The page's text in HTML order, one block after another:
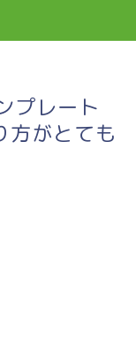
プレート
方がとても